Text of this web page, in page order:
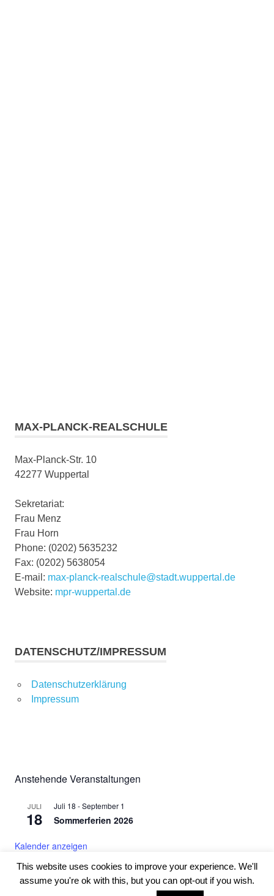
MAX-PLANCK-REALSCHULE
Max-Planck-Str. 10
42277 Wuppertal
Sekretariat:
Frau Menz
Frau Horn
Phone: (0202) 5635232
Fax: (0202) 5638054
E-mail: max-planck-realschule@stadt.wuppertal.de
Website: mpr-wuppertal.de
DATENSCHUTZ/IMPRESSUM
Datenschutzerklärung
Impressum
Anstehende Veranstaltungen
JULI
18
Juli 18 -September 1
Sommerferien 2026
Kalender anzeigen
This website uses cookies to improve your experience. We'll
assume you're ok with this, but you can opt-out if you wish.